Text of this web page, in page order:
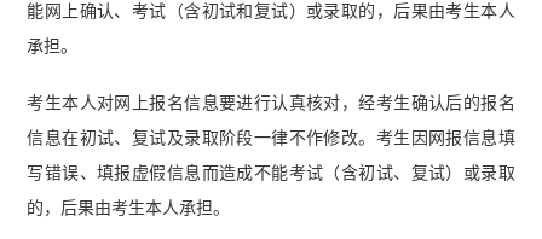
能网上确认、考试（含初试和复试）或录取的，后果由考生本人
承担。
考生本人对网上报名信息要进行认真核对，经考生确认后的报名
信息在初试、复试及录取阶段一律不作修改。考生因网报信息填
写错误、填报虚假信息而造成不能考试（含初试、复试）或录取
的，后果由考生本人承担。